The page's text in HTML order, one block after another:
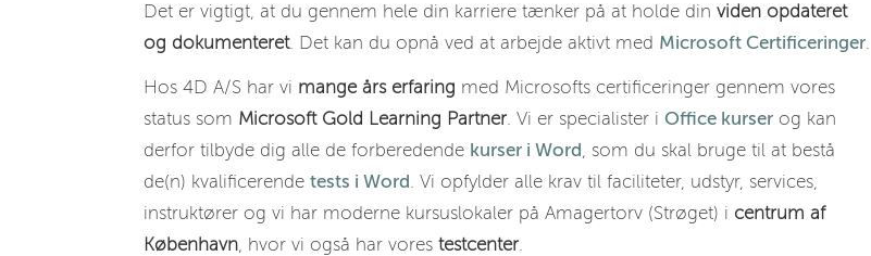
Det er vigtigt, at du gennem hele din karriere tænker på at holde din viden opdateret
og dokumenteret. Det kan du opnå ved at arbejde aktivt med Microsoft Certificeringer.
Hos 4D A/S har vi mange års erfaring med Microsofts certificeringer gennem vores
status som Microsoft Gold Learning Partner. Vi er specialister i Office kurser og kan
derfor tilbyde dig alle de forberedende kurser i Word, som du skal bruge til at bestå
de(n) kvalificerende tests i Word. Vi opfylder alle krav til faciliteter, udstyr, services,
instruktører og vi har moderne kursuslokaler på Amagertorv (Strøget) i centrum af
København, hvor vi også har vores testcenter.